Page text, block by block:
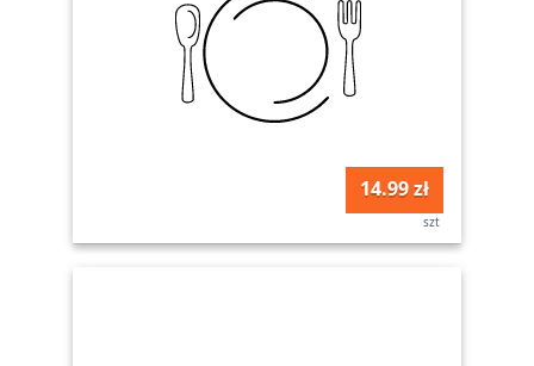
14.99 zł
szt